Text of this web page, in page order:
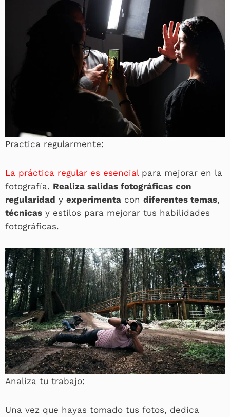
Practica regularmente:
La práctica regular es esencialpara mejorar en la
fotografía. Realiza salidas fotográficas con
regularidad y experimenta con diferentes temas,
técnicas y estilos para mejorar tus habilidades
fotográficas.
Analiza tu trabajo:
Una vez que hayas tomado tus fotos, dedica